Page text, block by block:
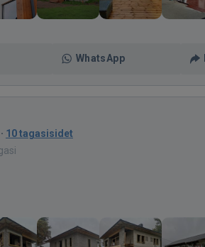
WhatsApp
· 10 tagasisidet